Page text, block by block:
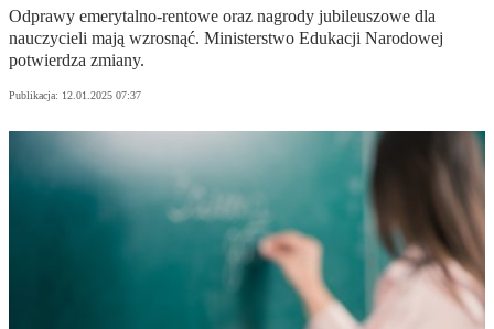
Odprawy emerytalno-rentowe oraz nagrody jubileuszowe dla
nauczycieli mają wzrosnąć. Ministerstwo Edukacji Narodowej
potwierdza zmiany.
Publikacja: 12.01.2025 07:37